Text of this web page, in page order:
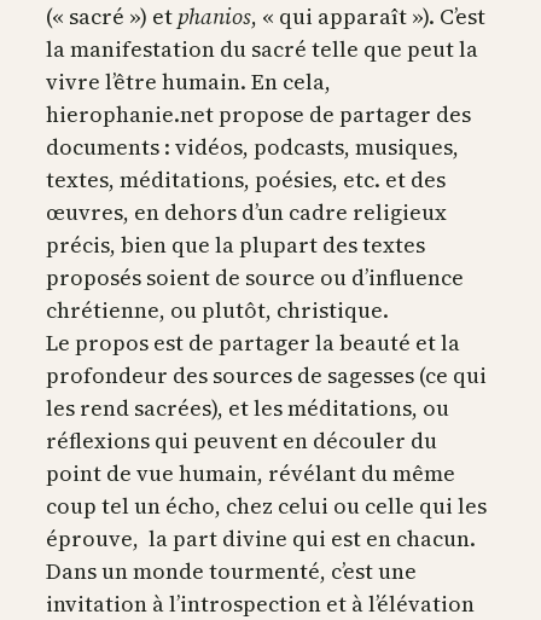
(« sacré ») et phanios, « qui apparaît »). C’est
la manifestation du sacré telle que peut la
vivre l’être humain. En cela,
hierophanie.net propose de partager des
documents : vidéos, podcasts, musiques,
textes, méditations, poésies, etc. et des
œuvres, en dehors d’un cadre religieux
précis, bien que la plupart des textes
proposés soient de source ou d’influence
chrétienne, ou plutôt, christique.
Le propos est de partager la beauté et la
profondeur des sources de sagesses (ce qui
les rend sacrées), et les méditations, ou
réflexions qui peuvent en découler du
point de vue humain, révélant du même
coup tel un écho, chez celui ou celle qui les
éprouve, la part divine qui est en chacun.
Dans un monde tourmenté, c’est une
invitation à l’introspection et à l’élévation